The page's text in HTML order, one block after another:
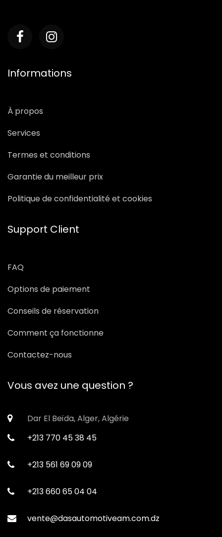
Informations
À propos
Services
Termes et conditions
Garantie du meilleur prix
Politique de confidentialité et cookies
Support Client
FAQ
Options de paiement
Conseils de réservation
Comment ça fonctionne
Contactez-nous
Vous avez une question ?
Dar El Beïda, Alger, Algérie
+213 770 45 38 45
+213 561 69 09 09
+213 660 65 04 04
vente@dasautomotiveam.com.dz